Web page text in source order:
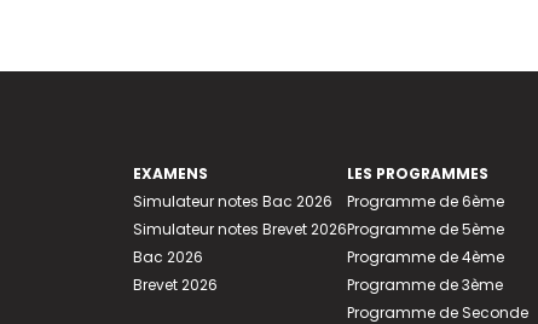
EXAMENS
Simulateur notes Bac 2026
Simulateur notes Brevet 2026
Bac 2026
Brevet 2026
LES PROGRAMMES
Programme de 6ème
Programme de 5ème
Programme de 4ème
Programme de 3ème
Programme de Seconde